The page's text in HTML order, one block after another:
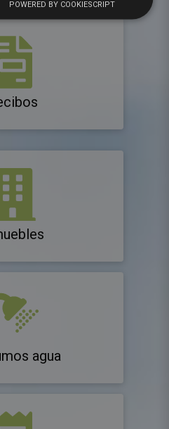
agua
POWERED BY COOKIESCRIPT